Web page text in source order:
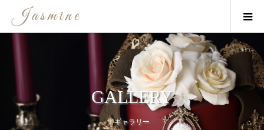
GALLERY
ギャラリー